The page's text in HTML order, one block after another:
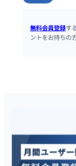
無料会員登録す
ントをお持ちの